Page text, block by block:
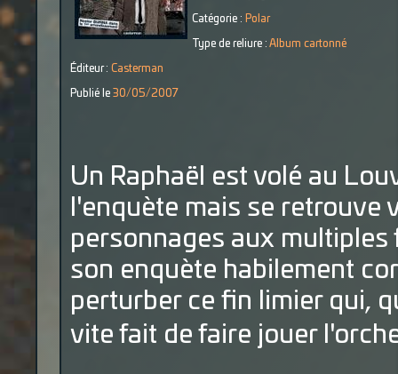
Catégorie : Polar
Type de reliure : Album cartonné
Éditeur : Casterman
Publié le 30/05/2007
Un Raphaël est volé au
l'enquète mais se retrouve
personnages aux multiples
son enquète habilement
perturber ce fin limier qui,
vite fait de faire jouer